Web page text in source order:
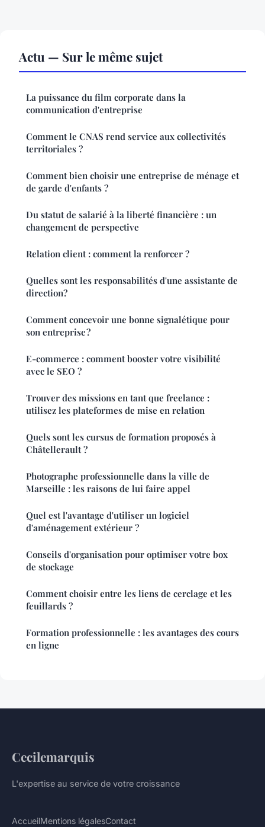
Actu — Sur le même sujet
La puissance du film corporate dans la
communication d'entreprise
Comment le CNAS rend service aux collectivités
territoriales ?
Comment bien choisir une entreprise de ménage et
de garde d'enfants ?
Du statut de salarié à la liberté financière : un
changement de perspective
Relation client : comment la renforcer ?
Quelles sont les responsabilités d'une assistante de
direction?
Comment concevoir une bonne signalétique pour
son entreprise ?
E-commerce : comment booster votre visibilité
avec le SEO ?
Trouver des missions en tant que freelance :
utilisez les plateformes de mise en relation
Quels sont les cursus de formation proposés à
Châtellerault ?
Photographe professionnelle dans la ville de
Marseille : les raisons de lui faire appel
Quel est l'avantage d'utiliser un logiciel
d'aménagement extérieur ?
Conseils d'organisation pour optimiser votre box
de stockage
Comment choisir entre les liens de cerclage et les
feuillards ?
Formation professionnelle : les avantages des cours
en ligne
Cecilemarquis
L'expertise au service de votre croissance
AccueilMentions légalesContact